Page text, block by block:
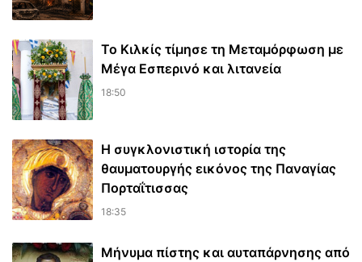
Το Κιλκίς τίμησε τη Μεταμόρφωση με
Μέγα Εσπερινό και λιτανεία
18:50
Η συγκλονιστική ιστορία της
θαυματουργής εικόνος της Παναγίας
Πορταΐτισσας
18:35
Μήνυμα πίστης και αυταπάρνησης από